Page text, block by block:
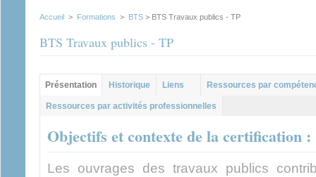
Accueil > Formations > BTS > BTS Travaux publics - TP
BTS Travaux publics - TP
Groupe principal
Présentation
Historique Liens Ressources par
Ressources par activités professionnelles
Objectifs et contexte de la certification :
Les ouvrages des travaux publics